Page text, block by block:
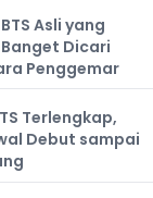
Asli yang
Dicari
Penggemar
Terlengkap,
Debut sampai